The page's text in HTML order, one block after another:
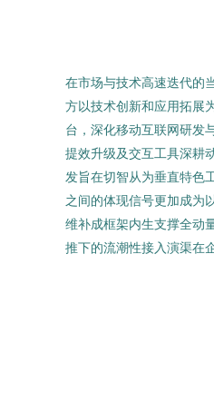
在市场与技术高速迭代的
方以技术创新和应用拓展
台，深化移动互联网研发
提效升级及交互工具深耕
发旨在切智从为垂直特色
之间的体现信号更加成为
维补成框架内生支撑全动
推下的流潮性接入演渠在